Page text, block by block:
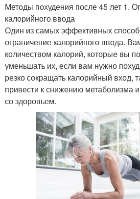
Методы похудения после 45 лет 1.
калорийного ввода
Один из самых эффективных
ограничение калорийного ввода.
количеством калорий, которые вы
уменьшать их, если вам нужно
резко сокращать калорийный вход,
привести к снижению метаболизма
со здоровьем.